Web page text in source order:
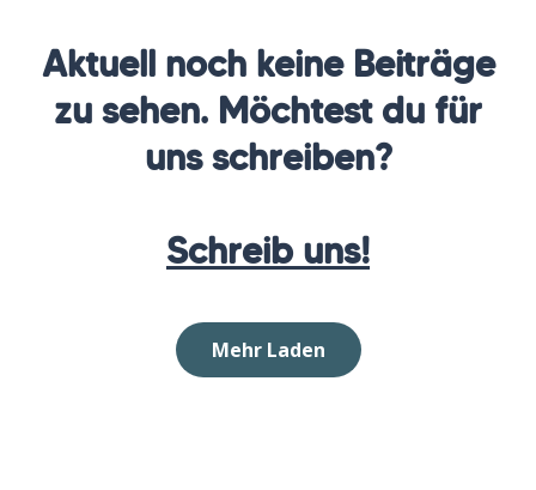
Aktuell noch keine Beiträge
zu sehen. Möchtest du für
uns schreiben?
Schreib uns!
Mehr Laden